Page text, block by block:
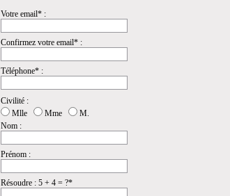
Votre email* :
Confirmez votre email* :
Téléphone* :
Civilité :
Mlle
Mme
M.
Nom :
Prénom :
Résoudre : 5 + 4 = ?*